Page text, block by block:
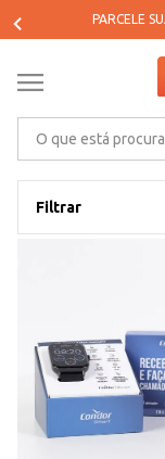
PARCELE
Filtrar